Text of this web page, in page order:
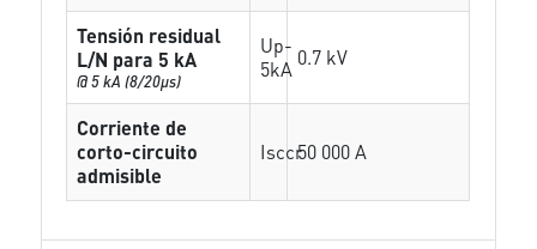
Tensión residual
L/N para 5 kA
@ 5 kA (8/20µs)
Up-
5kA 0.7 kV
Corriente de
corto-circuito
admisible
Isccr50 000 A